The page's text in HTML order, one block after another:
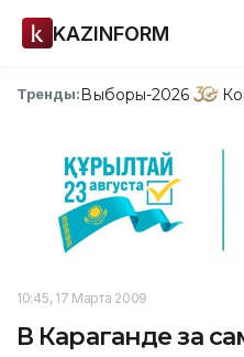
KAZINFORM
Тренды:Выборы-2026
10:45, 17 Марта 2009
В Караганде за